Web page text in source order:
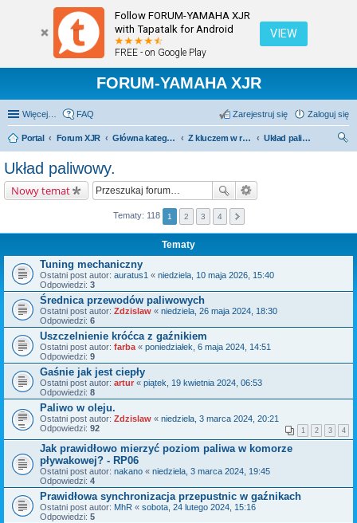
Follow FORUM-YAMAHA XJR
with Tapatalk for Android
FREE - on Google Play
VIEW
FORUM-YAMAHA XJR
Więcej… FAQ Zaloguj się
Zarejestruj się
Portal Forum XJR Główna kategoria forum Z kluczem w ręku.
Układ paliwowy.
Układ paliwowy.
Nowy temat
Tematy: 118 1 2 3 4
Tematy
Tuning mechaniczny
Ostatni post autor: auratus1 « niedziela, 10 maja 2026, 15:40
Odpowiedzi: 3
Średnica przewodów paliwowych
Ostatni post autor: Zdzislaw « niedziela, 26 maja 2024, 18:30
Odpowiedzi: 6
Uszczelnienie króćca z gaźnikiem
Ostatni post autor: farba « poniedziałek, 6 maja 2024, 14:51
Odpowiedzi: 9
Gaśnie jak jest ciepły
Ostatni post autor: artur « piątek, 19 kwietnia 2024, 06:53
Odpowiedzi: 8
Paliwo w oleju.
Ostatni post autor: Zdzislaw « niedziela, 3 marca 2024, 20:21
Odpowiedzi: 92 1 2 3 4
Jak prawidłowo mierzyć poziom paliwa w komorze
pływakowej? - RP06
Ostatni post autor: nakano « niedziela, 3 marca 2024, 19:45
Odpowiedzi: 4
Prawidłowa synchronizacja przepustnic w gaźnikach
Ostatni post autor: MhR « sobota, 24 lutego 2024, 15:16
Odpowiedzi: 5